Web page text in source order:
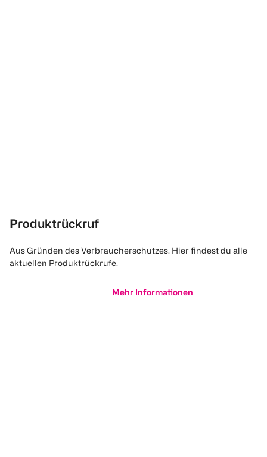
Produktrückruf
Aus Gründen des Verbraucherschutzes. Hier findest du alle
aktuellen Produktrückrufe.
Mehr Informationen